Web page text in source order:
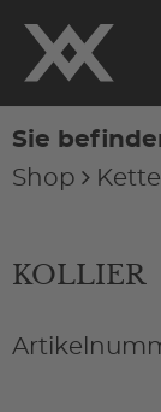
Sie
Shop
KOLLIER